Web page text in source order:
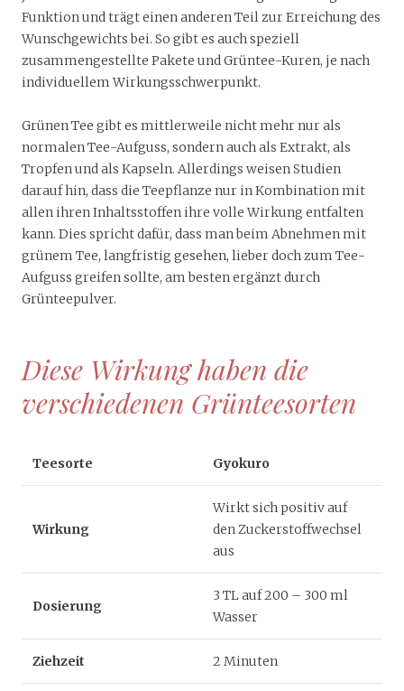
Funktion und trägt einen anderen Teil zur Erreichung des
Wunschgewichts bei. So gibt es auch speziell
zusammengestellte Pakete und Grüntee-Kuren, je nach
individuellem Wirkungsschwerpunkt.
Grünen Tee gibt es mittlerweile nicht mehr nur als
normalen Tee-Aufguss, sondern auch als Extrakt, als
Tropfen und als Kapseln. Allerdings weisen Studien
darauf hin, dass die Teepflanze nur in Kombination mit
allen ihren Inhaltsstoffen ihre volle Wirkung entfalten
kann. Dies spricht dafür, dass man beim Abnehmen mit
grünem Tee, langfristig gesehen, lieber doch zum Tee-
Aufguss greifen sollte, am besten ergänzt durch
Grünteepulver.
Diese Wirkung haben die
verschiedenen Grünteesorten
Teesorte Gyokuro
Wirkung
Wirkt sich positiv auf
den Zuckerstoffwechsel
aus
Dosierung
3 TL auf 200 – 300 ml
Wasser
Ziehzeit 2 Minuten